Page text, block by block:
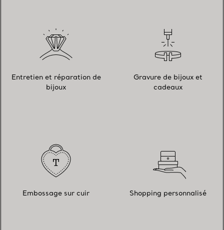
Entretien et réparation de
bijoux
Gravure de bijoux et
cadeaux
Embossage sur cuir Shopping personnalisé